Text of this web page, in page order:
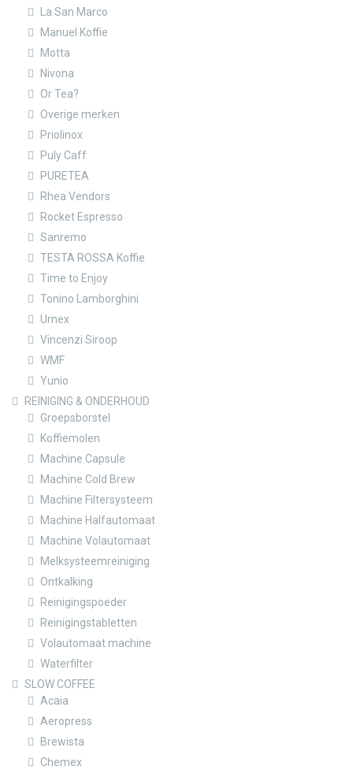
La San Marco
Manuel Koffie
Motta
Nivona
Or Tea?
Overige merken
Priolinox
Puly Caff
PURETEA
Rhea Vendors
Rocket Espresso
Sanremo
TESTA ROSSA Koffie
Time to Enjoy
Tonino Lamborghini
Urnex
Vincenzi Siroop
WMF
Yunio
REINIGING & ONDERHOUD
Groepsborstel
Koffiemolen
Machine Capsule
Machine Cold Brew
Machine Filtersysteem
Machine Halfautomaat
Machine Volautomaat
Melksysteemreiniging
Ontkalking
Reinigingspoeder
Reinigingstabletten
Volautomaat machine
Waterfilter
SLOW COFFEE
Acaia
Aeropress
Brewista
Chemex